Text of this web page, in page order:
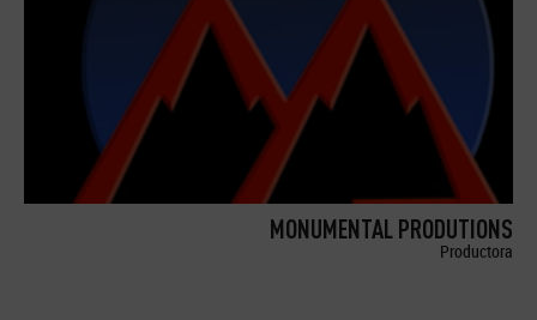
MONUMENTAL PRODUTIONS
Productora